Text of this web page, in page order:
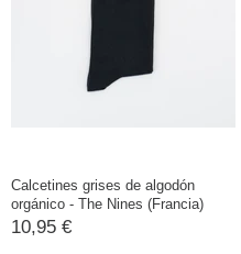
Calcetines grises de algodón
orgánico - The Nines (Francia)
10,95 €